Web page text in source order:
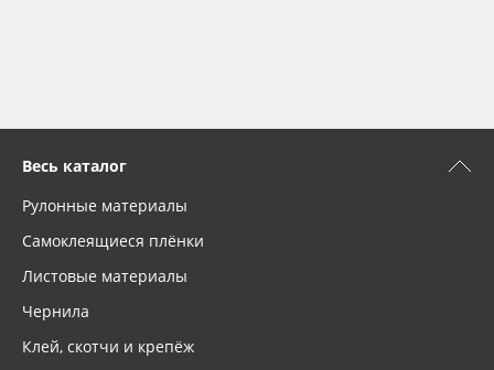
Весь каталог
Рулонные материалы
Самоклеящиеся плёнки
Листовые материалы
Чернила
Клей, скотчи и крепёж